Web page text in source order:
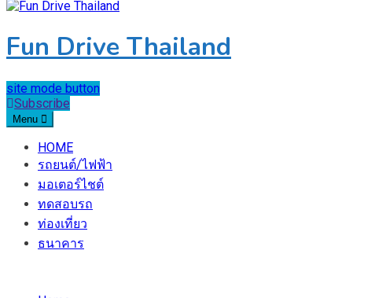
สำหรับ:
Fun Drive Thailand
site mode button
Subscribe
Menu
HOME
รถยนต์/ไฟฟ้า
มอเตอร์ไชต์
ทดสอบรถ
ท่องเที่ยว
ธนาคาร